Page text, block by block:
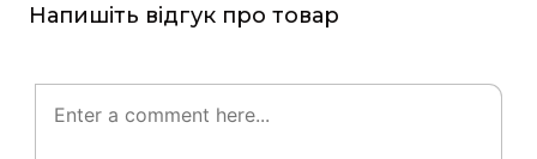
Напишіть відгук про товар